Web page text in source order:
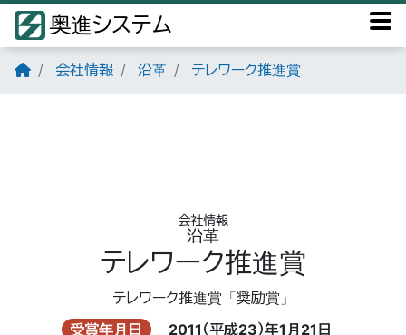
奥進システム
会社情報 沿革 テレワーク推進賞
会社情報
沿革
テレワーク推進賞
テレワーク推進賞「奨励賞」
受賞年月日
2011（平成23）年1月21日